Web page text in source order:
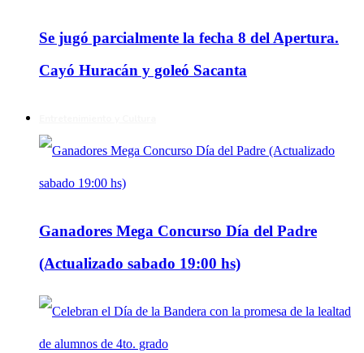
Se jugó parcialmente la fecha 8 del Apertura.
Cayó Huracán y goleó Sacanta
Ganadores Mega Concurso Día del Padre
(Actualizado sabado 19:00 hs)